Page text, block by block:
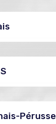
Pérusse